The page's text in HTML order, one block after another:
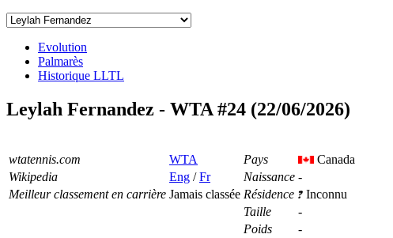
Evolution
Palmarès
Historique LLTL
Leylah Fernandez - WTA #24 (22/06/2026)
wtatennis.com WTA Pays
Canada
Wikipedia
Eng /Fr Naissance -
Meilleur classement en carrière Jamais classée Résidence
Inconnu
Taille
-
Poids
-